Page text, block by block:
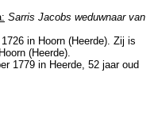
Sarris Jacobs weduwnaar van
in Hoorn (Heerde) . Zij is
Hoorn (Heerde)
1779 in Heerde , 52 jaar oud